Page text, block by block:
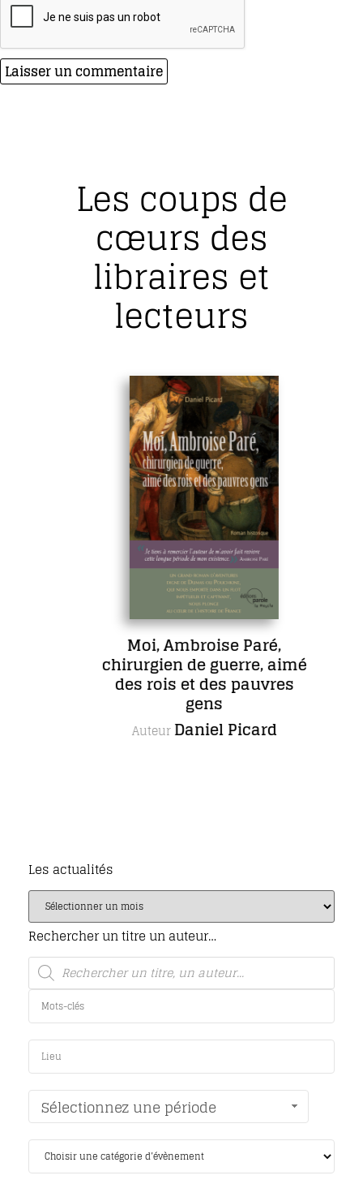
Les coups de
cœurs des
libraires et
lecteurs
Moi, Ambroise Paré,
chirurgien de guerre, aimé
des rois et des pauvres
gens
Auteur Daniel Picard
Les actualités
Rechercher un titre un auteur…
Sélectionnez une période